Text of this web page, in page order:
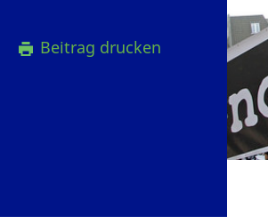
Beitrag drucken